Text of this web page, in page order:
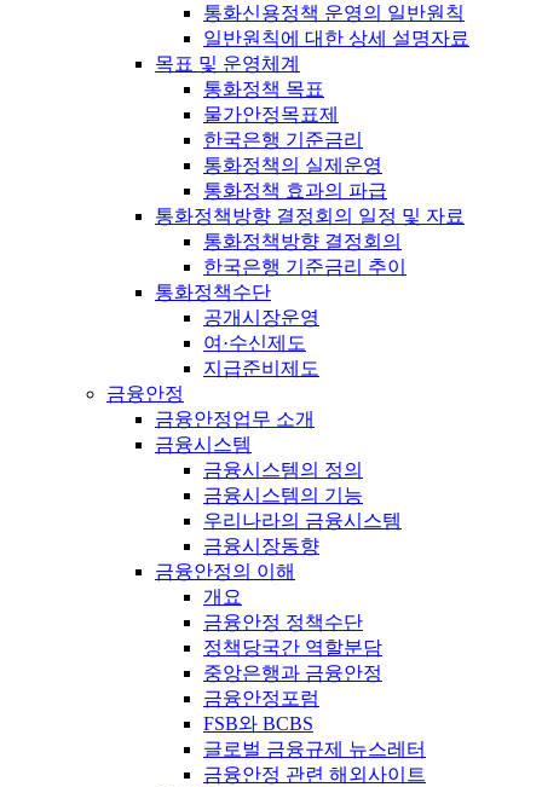
통화신용정책 운영의 일반원칙
일반원칙에 대한 상세 설명자료
목표 및 운영체계
통화정책 목표
물가안정목표제
한국은행 기준금리
통화정책의 실제운영
통화정책 효과의 파급
통화정책방향 결정회의 일정 및 자료
통화정책방향 결정회의
한국은행 기준금리 추이
통화정책수단
공개시장운영
여·수신제도
지급준비제도
금융안정
금융안정업무 소개
금융시스템
금융시스템의 정의
금융시스템의 기능
우리나라의 금융시스템
금융시장동향
금융안정의 이해
개요
금융안정 정책수단
정책당국간 역할분담
중앙은행과 금융안정
금융안정포럼
FSB와 BCBS
글로벌 금융규제 뉴스레터
금융안정 관련 해외사이트